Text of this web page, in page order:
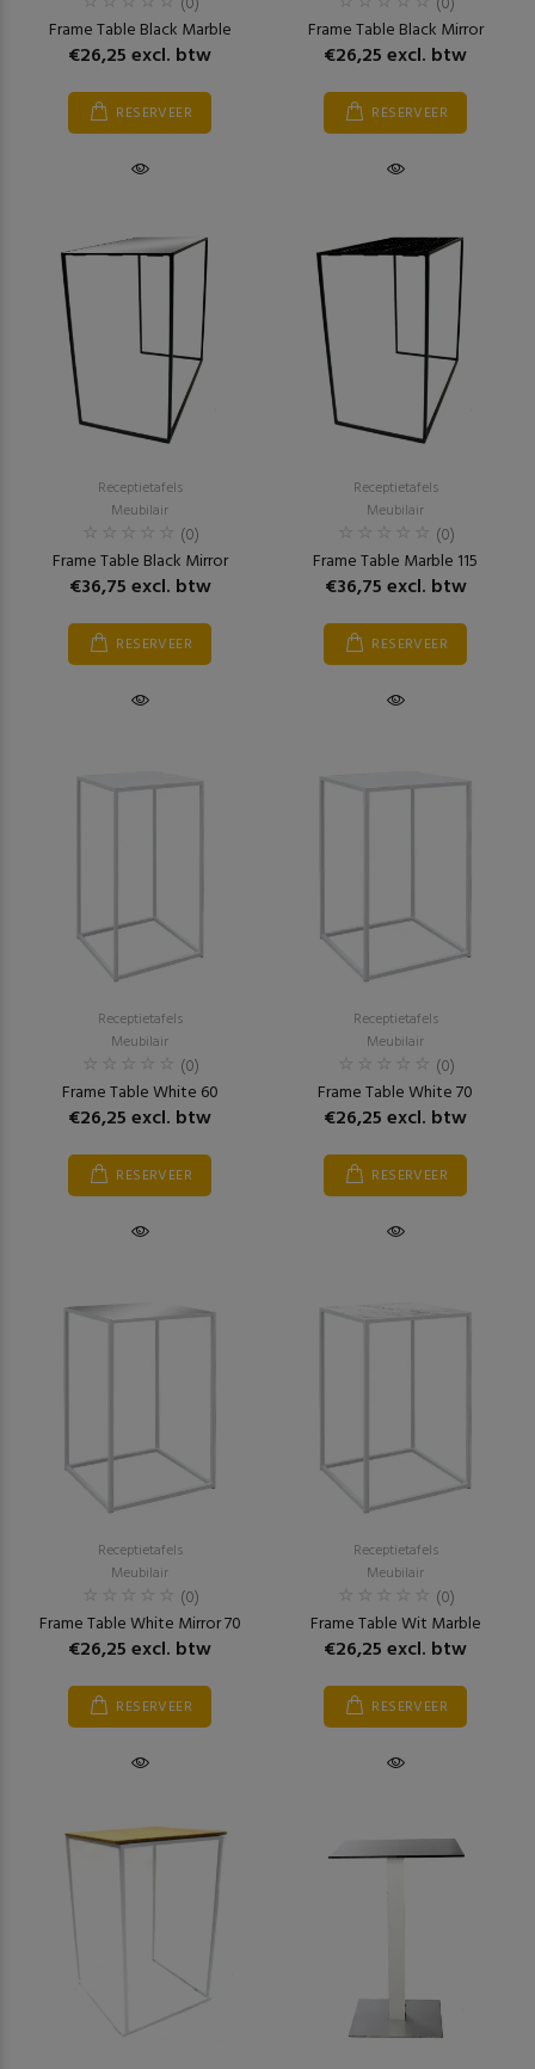
Frame Table Black Marble
€26,25 excl. btw
RESERVEER
Frame Table Black Mirror
€26,25 excl. btw
RESERVEER
Receptietafels
Meubilair
(0)
Frame Table Black Mirror
€36,75 excl. btw
RESERVEER
Receptietafels
Meubilair
(0)
Frame Table Marble 115
€36,75 excl. btw
RESERVEER
Receptietafels
Meubilair
(0)
Frame Table White 60
€26,25 excl. btw
RESERVEER
Receptietafels
Meubilair
(0)
Frame Table White 70
€26,25 excl. btw
RESERVEER
Receptietafels
Meubilair
(0)
Frame Table White Mirror 70
€26,25 excl. btw
RESERVEER
Receptietafels
Meubilair
(0)
Frame Table Wit Marble
€26,25 excl. btw
RESERVEER